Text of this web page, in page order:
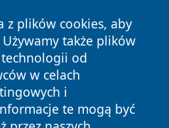
z plików cookies, aby
Używamy także plików
od
w celach
i
te mogą być
Wszystkie prawa